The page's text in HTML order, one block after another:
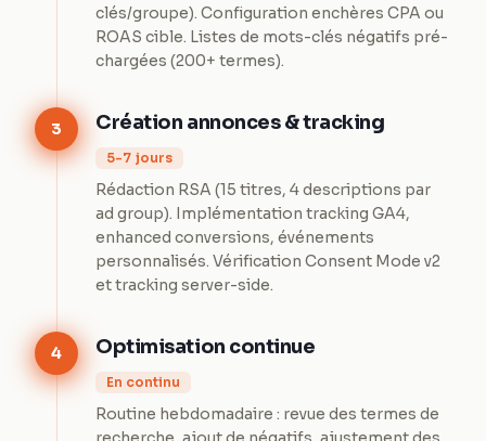
clés/groupe). Configuration enchères CPA ou
ROAS cible. Listes de mots-clés négatifs pré-
chargées (200+ termes).
3 Création annonces & tracking
5-7 jours
Rédaction RSA (15 titres, 4 descriptions par
ad group). Implémentation tracking GA4,
enhanced conversions, événements
personnalisés. Vérification Consent Mode v2
et tracking server-side.
4 Optimisation continue
En continu
Routine hebdomadaire : revue des termes de